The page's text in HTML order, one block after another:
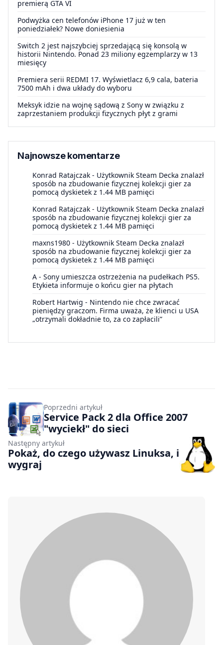
premierą GTA VI
Podwyżka cen telefonów iPhone 17 już w ten
poniedziałek? Nowe doniesienia
Switch 2 jest najszybciej sprzedającą się konsolą w
historii Nintendo. Ponad 23 miliony egzemplarzy w 13
miesięcy
Premiera serii REDMI 17. Wyświetlacz 6,9 cala, bateria
7500 mAh i dwa układy do wyboru
Meksyk idzie na wojnę sądową z Sony w związku z
zaprzestaniem produkcji fizycznych płyt z grami
Najnowsze komentarze
Konrad Ratajczak - Użytkownik Steam Decka znalazł
sposób na zbudowanie fizycznej kolekcji gier za
pomocą dyskietek z 1.44 MB pamięci
Konrad Ratajczak - Użytkownik Steam Decka znalazł
sposób na zbudowanie fizycznej kolekcji gier za
pomocą dyskietek z 1.44 MB pamięci
maxns1980 - Użytkownik Steam Decka znalazł
sposób na zbudowanie fizycznej kolekcji gier za
pomocą dyskietek z 1.44 MB pamięci
A - Sony umieszcza ostrzeżenia na pudełkach PS5.
Etykieta informuje o końcu gier na płytach
Robert Hartwig - Nintendo nie chce zwracać
pieniędzy graczom. Firma uważa, że klienci u USA
„otrzymali dokładnie to, za co zapłacili”
Poprzedni artykuł
Service Pack 2 dla Office 2007
"wyciekł" do sieci
Następny artykuł
Pokaż, do czego używasz Linuksa, i
wygraj